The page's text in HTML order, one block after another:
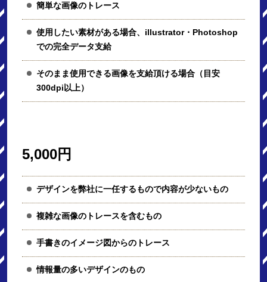
簡単な画像のトレース
使用したい素材がある場合、illustrator・Photoshop
での完全データ支給
そのまま使用できる画像を支給頂ける場合（目安
300dpi以上）
5,000円
デザインを弊社に一任するもので内容が少ないもの
複雑な画像のトレースを含むもの
手書きのイメージ図からのトレース
情報量の多いデザインのもの